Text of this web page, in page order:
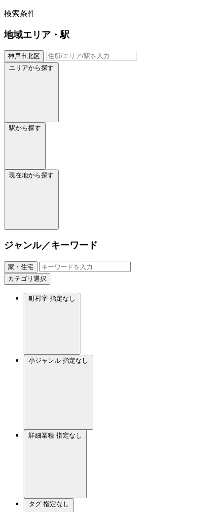
検索条件
地域エリア・駅
神戸市北区
エリアから探す
駅から探す
現在地から探す
ジャンル／キーワード
家・住宅
カテゴリ選択
町村字 指定なし
小ジャンル 指定なし
詳細業種 指定なし
タグ 指定なし